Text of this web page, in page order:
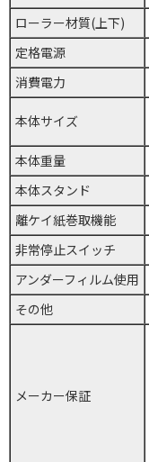
ローラー材質(上下)
定格電源
消費電力
本体サイズ
本体重量
本体スタンド
離ケイ紙巻取機能
非常停止スイッチ
アンダーフィルム使用
その他
メーカー保証